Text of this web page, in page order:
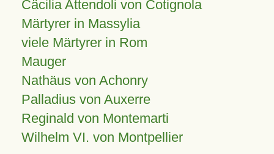
Cäcilia Attendoli von Cotignola
Märtyrer in Massylia
viele Märtyrer in Rom
Mauger
Nathäus von Achonry
Palladius von Auxerre
Reginald von Montemarti
Wilhelm VI. von Montpellier